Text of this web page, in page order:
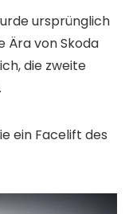
ursprünglich
Ära von Skoda
die zweite
ein Facelift des